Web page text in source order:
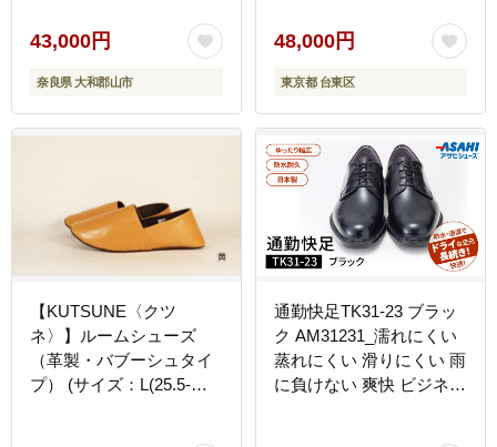
良県 大和 ふるさと納税
成人式 高級 ギフト 贈り
物 通勤 スーツ おしゃれ
リクルート コンフォート
BN002
43,000円
奈良県 大和郡山市
48,000円
東京都 台東区
【KUTSUNE〈クツ
ネ〉】ルームシューズ
（革製・バブーシュタイ
プ） (サイズ：L(25.5-
通勤快足TK31-23 ブラッ
ク AM31231_濡れにくい
蒸れにくい 滑りにくい 雨
に負けない 爽快 ビジネス